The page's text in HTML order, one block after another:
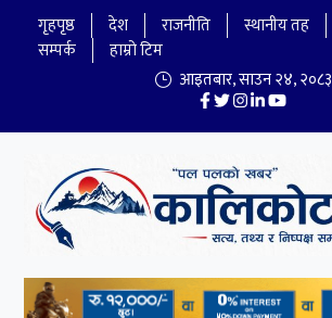
गृहपृष्ठ देश राजनीति स्थानीय तह
सम्पर्क
हाम्रो टिम
आइतबार,साउन२४,२०८३